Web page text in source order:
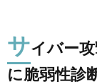
サイバー
に脆弱性診